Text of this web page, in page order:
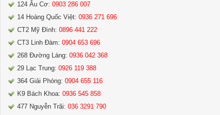
124 Âu Cơ: 0903 286 007
14 Hoàng Quốc Việt: 0936 271 696
CT2 Mỹ Đình: 0896 441 222
CT3 Linh Đàm: 0904 653 696
268 Đường Láng: 0936 042 368
29 Lạc Trung: 0926 119 388
364 Giải Phóng: 0904 655 116
K9 Bách Khoa: 0936 545 858
477 Nguyễn Trãi: 036 3291 790